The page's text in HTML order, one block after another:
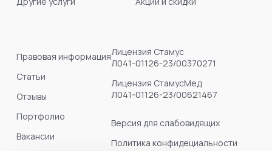
Правовая информация
Статьи
Отзывы
Портфолио
Вакансии
Лицензия Стамус
Л041-01126-23/00370271
Лицензия СтамусМед
Л041-01126-23/00621467
Версия для слабовидящих
Политика конфидециальности